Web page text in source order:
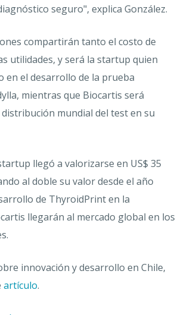
seguro", explica González.
compartirán tanto el costo de
utilidades, y será la startup quien
en el desarrollo de la prueba
mientras que Biocartis será
mundial del test en su
llegó a valorizarse en US$ 35
al doble su valor desde el año
de ThyroidPrint en la
llegarán al mercado global en los
innovación y desarrollo en Chile,
artículo.